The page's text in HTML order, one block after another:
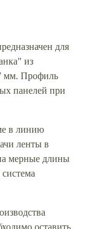
для
из
мм. Профиль
панелей при
в линию
ленты в
мерные длины
оставить